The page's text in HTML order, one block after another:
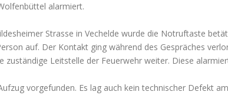
alarmiert.
Strasse in Vechelde wurde die Notruftaste
auf. Der Kontakt ging während des Gespräches
zuständige Leitstelle der Feuerwehr weiter. Diese
vorgefunden. Es lag auch kein technischer Defekt